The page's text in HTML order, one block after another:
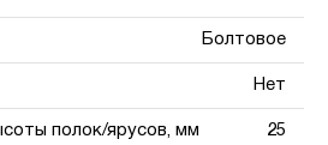
Болтовое
Нет
полок/ярусов, мм 25